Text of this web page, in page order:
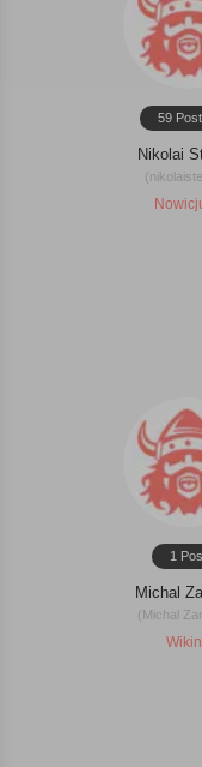
59
Nikolai
1
Michal
(Michal